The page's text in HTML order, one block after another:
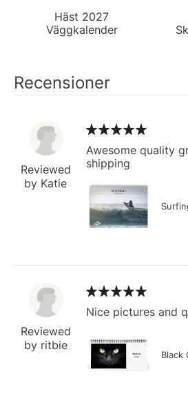
Häst 2027
Väggkalender
Recensioner
Reviewed
by Katie
Awesome quality
shipping
Reviewed
by ritbie
Nice pictures and
Black